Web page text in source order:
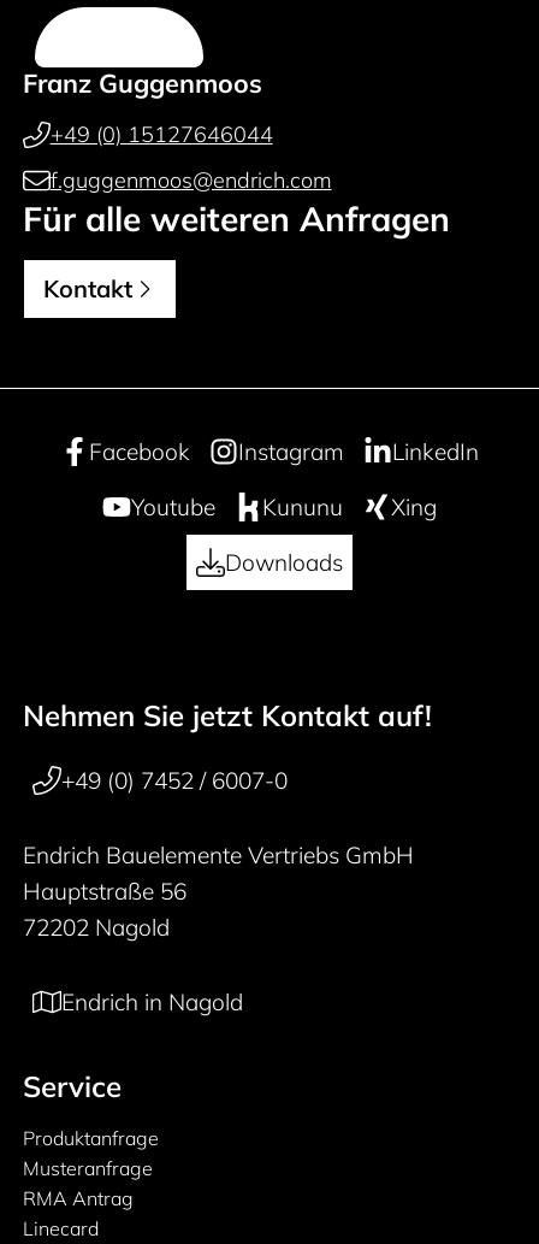
Franz Guggenmoos
+49 (0) 15127646044
f.guggenmoos@endrich.com
Für alle weiteren Anfragen
Kontakt
Facebook Instagram
LinkedIn
Youtube
Kununu
Xing
Downloads
50 years
Footer navigation
Nehmen Sie jetzt Kontakt auf!
+49 (0) 7452 / 6007-0
Endrich Bauelemente Vertriebs GmbH
Hauptstraße 56
72202 Nagold
Endrich in Nagold
Service
Produktanfrage
Musteranfrage
RMA Antrag
Linecard